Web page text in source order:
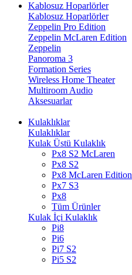
Kablosuz Hoparlörler
Kablosuz Hoparlörler
Zeppelin Pro Edition
Zeppelin McLaren Edition
Zeppelin
Panoroma 3
Formation Series
Wireless Home Theater
Multiroom Audio
Aksesuarlar
Kulaklıklar
Kulaklıklar
Kulak Üstü Kulaklık
Px8 S2 McLaren
Px8 S2
Px8 McLaren Edition
Px7 S3
Px8
Tüm Ürünler
Kulak İçi Kulaklık
Pi8
Pi6
Pi7 S2
Pi5 S2